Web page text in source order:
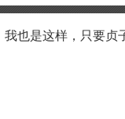
我也是这样，只要贞